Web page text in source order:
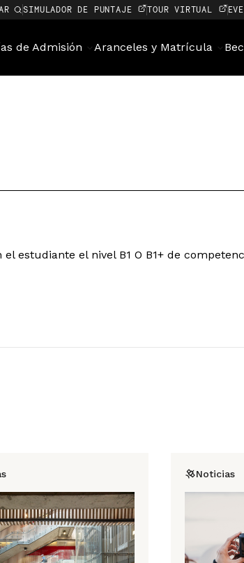
SIMULADOR DE PUNTAJE TOUR VIRTUAL
de Admisión Aranceles y Matrícula
estudiante el nivel B1 O B1+ de
Noticias